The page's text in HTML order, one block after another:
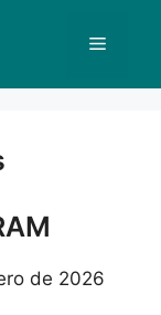
Menú
de 2026